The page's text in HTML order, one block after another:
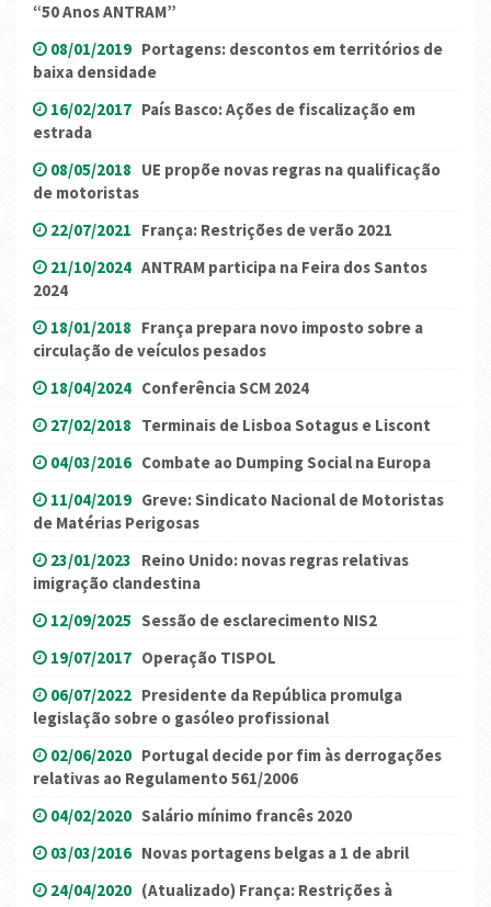
“50 Anos ANTRAM”
08/01/2019 Portagens: descontos em territórios de
baixa densidade
16/02/2017 País Basco: Ações de fiscalização em
estrada
08/05/2018 UE propõe novas regras na qualificação
de motoristas
22/07/2021 França: Restrições de verão 2021
21/10/2024 ANTRAM participa na Feira dos Santos
2024
18/01/2018 França prepara novo imposto sobre a
circulação de veículos pesados
18/04/2024 Conferência SCM 2024
27/02/2018 Terminais de Lisboa Sotagus e Liscont
04/03/2016 Combate ao Dumping Social na Europa
11/04/2019 Greve: Sindicato Nacional de Motoristas
de Matérias Perigosas
23/01/2023 Reino Unido: novas regras relativas
imigração clandestina
12/09/2025 Sessão de esclarecimento NIS2
19/07/2017 Operação TISPOL
06/07/2022 Presidente da República promulga
legislação sobre o gasóleo profissional
02/06/2020 Portugal decide por fim às derrogações
relativas ao Regulamento 561/2006
04/02/2020 Salário mínimo francês 2020
03/03/2016 Novas portagens belgas a 1 de abril
24/04/2020 (Atualizado) França: Restrições à